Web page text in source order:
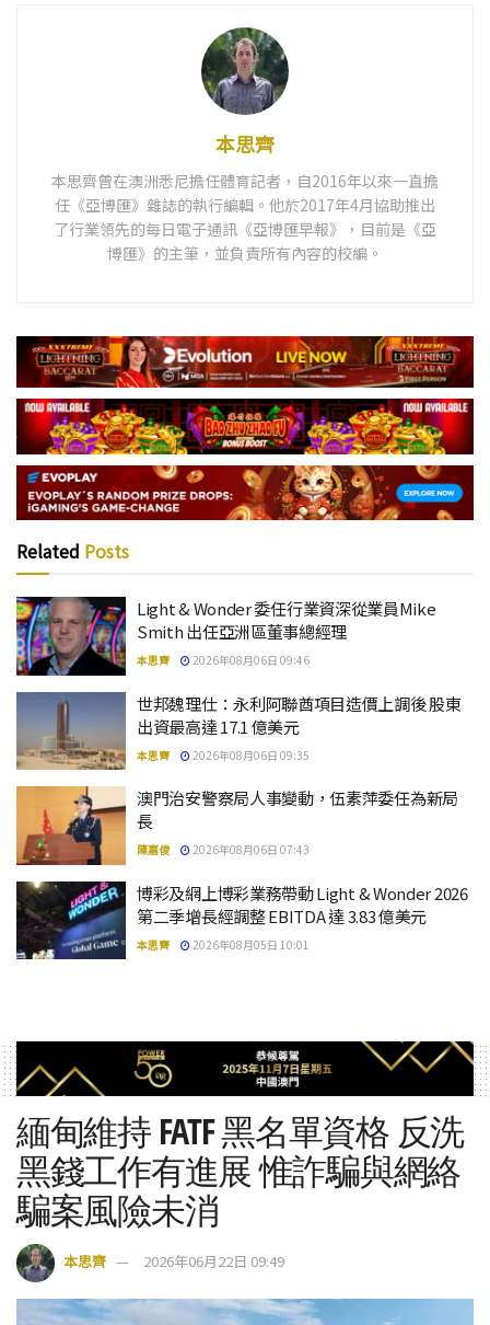
本思齊
本思齊曾在澳洲悉尼擔任體育記者，自2016年以來一直擔
任《亞博匯》雜誌的執行編輯。他於2017年4月協助推出
了行業領先的每日電子通訊《亞博匯早報》，目前是《亞
博匯》的主筆，並負責所有內容的校編。
Related Posts
Light & Wonder 委任行業資深從業員Mike
Smith 出任亞洲區董事總經理
本思齊 2026年08月06日 09:46
世邦魏理仕：永利阿聯酋項目造價上調後 股東
出資最高達 17.1 億美元
本思齊 2026年08月06日 09:35
澳門治安警察局人事變動，伍素萍委任為新局
長
陳嘉俊 2026年08月06日 07:43
博彩及網上博彩業務帶動 Light & Wonder 2026
第二季增長經調整 EBITDA 達 3.83 億美元
本思齊 2026年08月05日 10:01
緬甸維持 FATF 黑名單資格 反洗
黑錢工作有進展 惟詐騙與網絡
騙案風險未消
本思齊 2026年06月22日 09:49